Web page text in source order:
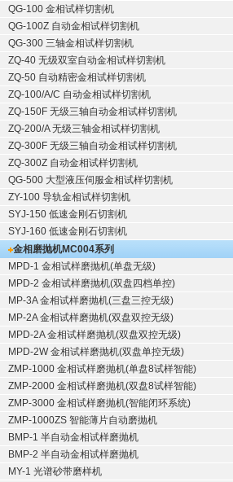
QG-100 金相试样切割机
QG-100Z 自动金相试样切割机
QG-300 三轴金相试样切割机
ZQ-40 无级双室自动金相试样切割机
ZQ-50 自动精密金相试样切割机
ZQ-100/A/C 自动金相试样切割机
ZQ-150F 无级三轴自动金相试样切割机
ZQ-200/A 无级三轴金相试样切割机
ZQ-300F 无级三轴自动金相试样切割机
ZQ-300Z 自动金相试样切割机
QG-500 大型液压伺服金相试样切割机
ZY-100 导轨金相试样切割机
SYJ-150 低速金刚石切割机
SYJ-160 低速金刚石切割机
金相磨抛机MC004系列
MPD-1 金相试样磨抛机(单盘无级)
MPD-2 金相试样磨抛机(双盘四档单控)
MP-3A 金相试样磨抛机(三盘三控无级)
MP-2A 金相试样磨抛机(双盘双控无级)
MPD-2A 金相试样磨抛机(双盘双控无级)
MPD-2W 金相试样磨抛机(双盘单控无级)
ZMP-1000 金相试样磨抛机(单盘8试样智能)
ZMP-2000 金相试样磨抛机(双盘8试样智能)
ZMP-3000 金相试样磨抛机(智能闭环系统)
ZMP-1000ZS 智能薄片自动磨抛机
BMP-1 半自动金相试样磨抛机
BMP-2 半自动金相试样磨抛机
MY-1 光谱砂带磨样机